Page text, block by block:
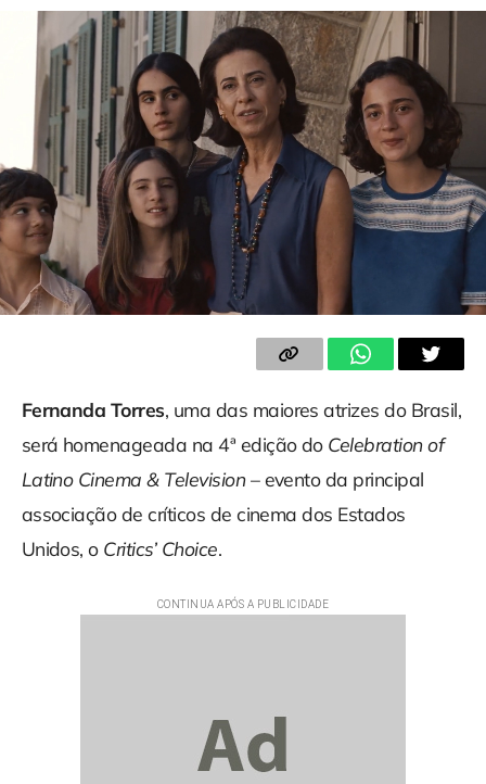
Fernanda Torres, uma das maiores atrizes do Brasil,
será homenageada na 4ª edição do Celebration of
Latino Cinema & Television– evento da principal
associação de críticos de cinema dos Estados
Unidos, o Critics’ Choice.